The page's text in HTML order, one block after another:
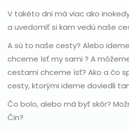
V takéto dni má viac ako
a uvedomiť si kam vedú naše
A sú to naše cesty? Alebo
chceme ísť my sami ? A
cestami chceme ísť? Ako a čo
cesty, ktorými ideme doviedli
Čo bolo, alebo má byť skôr?
Čin?